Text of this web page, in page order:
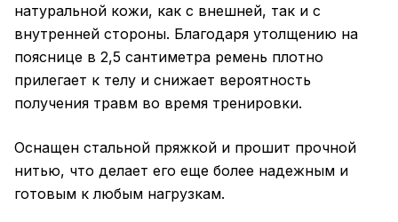
натуральной кожи, как с внешней, так и с
внутренней стороны. Благодаря утолщению на
пояснице в 2,5 сантиметра ремень плотно
прилегает к телу и снижает вероятность
получения травм во время тренировки.
Оснащен стальной пряжкой и прошит прочной
нитью, что делает его еще более надежным и
готовым к любым нагрузкам.